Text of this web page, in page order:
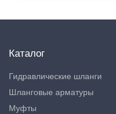
Каталог
Гидравлические шланги
Шланговые арматуры
Муфты